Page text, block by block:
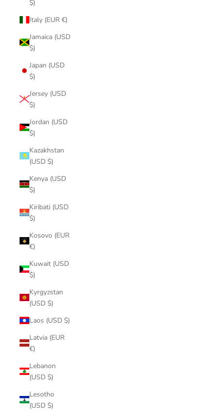
$)
Italy (EUR €)
Jamaica (USD
$)
Japan (USD
$)
Jersey (USD
$)
Jordan (USD
$)
Kazakhstan
(USD $)
Kenya (USD
$)
Kiribati (USD
$)
Kosovo (EUR
€)
Kuwait (USD
$)
Kyrgyzstan
(USD $)
Laos (USD $)
Latvia (EUR
€)
Lebanon
(USD $)
Lesotho
(USD $)